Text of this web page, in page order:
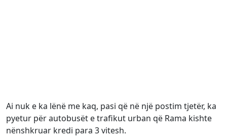
Ai nuk e ka lënë me kaq, pasi që në një postim tjetër, ka
pyetur për autobusët e trafikut urban që Rama kishte
nënshkruar kredi para 3 vitesh.